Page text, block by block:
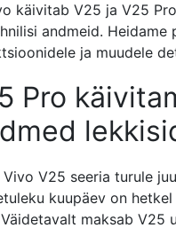
käivitab V25 ja V25
andmeid. Heidame
ja muudele
Pro
V25 seeria turule
kuupäev on
maksab V25